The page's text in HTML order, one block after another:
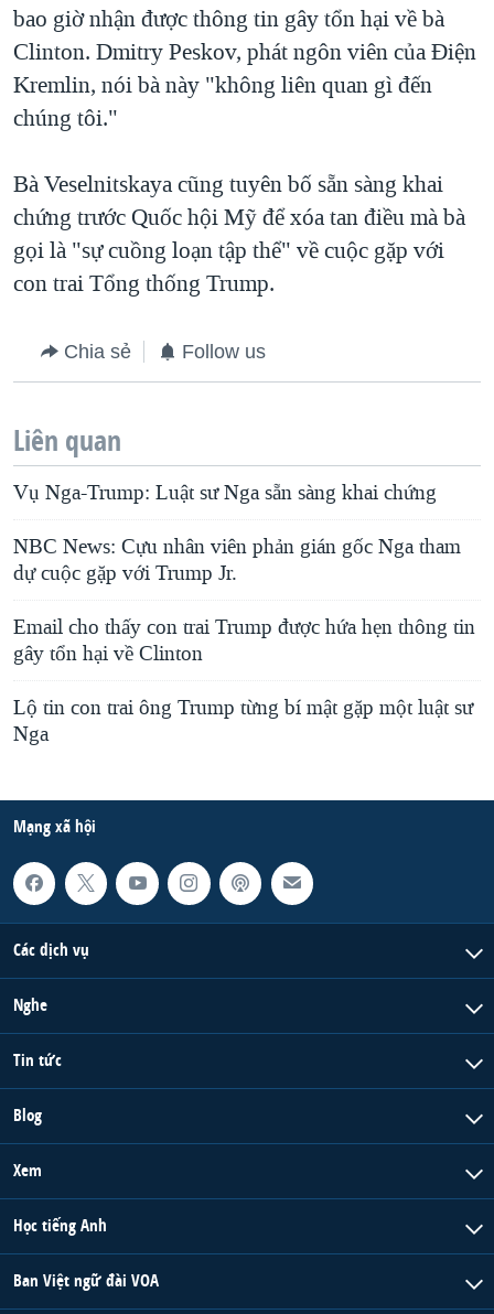
bao giờ nhận được thông tin gây tổn hại về bà
Clinton. Dmitry Peskov, phát ngôn viên của Điện
Kremlin, nói bà này "không liên quan gì đến
chúng tôi."
Bà Veselnitskaya cũng tuyên bố sẵn sàng khai
chứng trước Quốc hội Mỹ để xóa tan điều mà bà
gọi là "sự cuồng loạn tập thể" về cuộc gặp với
con trai Tổng thống Trump.
Chia sẻ Follow us
Liên quan
Vụ Nga-Trump: Luật sư Nga sẵn sàng khai chứng
NBC News: Cựu nhân viên phản gián gốc Nga tham
dự cuộc gặp với Trump Jr.
Email cho thấy con trai Trump được hứa hẹn thông tin
gây tổn hại về Clinton
Lộ tin con trai ông Trump từng bí mật gặp một luật sư
Nga
Mạng xã hội
Các dịch vụ
Nghe
Tin tức
Blog
Xem
Học tiếng Anh
Ban Việt ngữ đài VOA